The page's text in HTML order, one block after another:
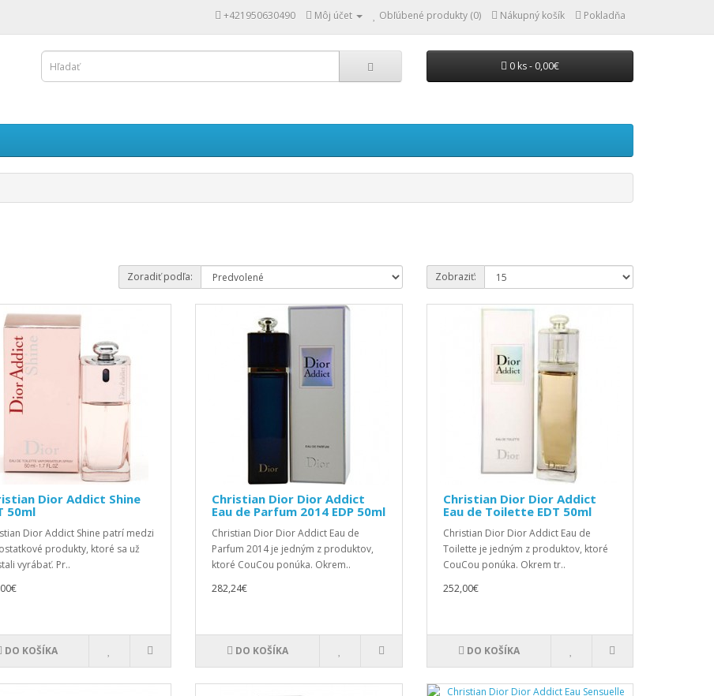
+421950630490 Môj účet Obľúbené produkty (0) Nákupný košík Pokladňa
0 ks - 0,00€
Zoradiť podľa: Zobraziť:
Dior Addict Shine
50ml
Dior Addict Shine patrí medzi
produkty, ktoré sa už
vyrábať. Pr..
DO KOŠÍKA
Christian Dior Dior Addict
Eau de Parfum 2014 EDP 50ml
Christian Dior Dior Addict Eau de
Parfum 2014 je jedným z produktov,
ktoré CouCou ponúka. Okrem..
282,24€
DO KOŠÍKA
Christian Dior Dior Addict
Eau de Toilette EDT 50ml
Christian Dior Dior Addict Eau de
Toilette je jedným z produktov, ktoré
CouCou ponúka. Okrem tr..
252,00€
DO KOŠÍKA